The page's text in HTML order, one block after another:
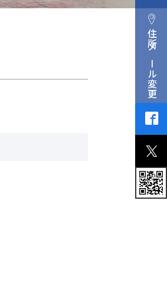
住所メール変更